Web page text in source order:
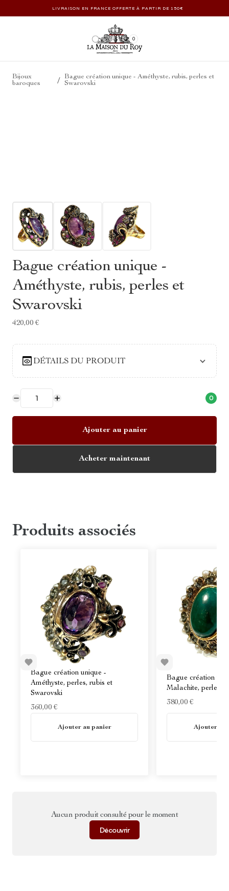
LIVRAISON EN FRANCE OFFERTE À PARTIR DE 150€
0
Bijoux
baroques
/
Bague création unique - Améthyste, rubis, perles et
Swarovski
Bague création unique -
Améthyste, rubis, perles et
Swarovski
420,00 €
DÉTAILS DU PRODUIT
0
Ajouter au panier
Acheter maintenant
Produits associés
Bague création unique -
Améthyste, perles, rubis et
Swarovski
360,00 €
Ajouter au panier
Bague création
Malachite, perles
380,00 €
Ajouter au
Aucun produit consulté pour le moment
Découvrir